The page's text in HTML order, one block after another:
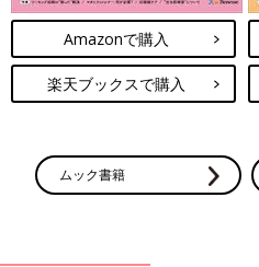
Amazonで購入
楽天ブックスで購入
ムック書籍